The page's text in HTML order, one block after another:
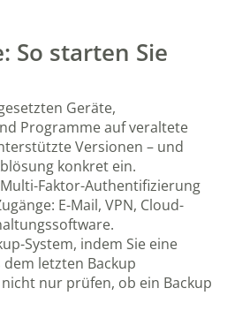
So starten Sie
Geräte,
Programme auf veraltete
Versionen – und
konkret ein.
Faktor-Authentifizierung
E-Mail, VPN, Cloud-
System, indem Sie eine
letzten Backup
nur prüfen, ob ein Backup